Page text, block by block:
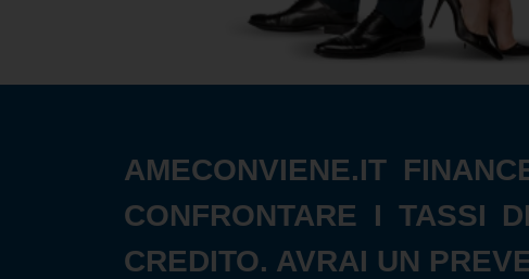
AMECONVIENE.IT
CONFRONTARE I TASSI
CREDITO. AVRAI UN